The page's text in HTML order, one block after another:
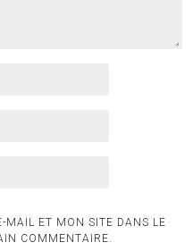
MAIL ET MON SITE DANS LE
COMMENTAIRE.